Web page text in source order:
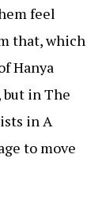
feel
that, which
Hanya
but in The
in A
to move